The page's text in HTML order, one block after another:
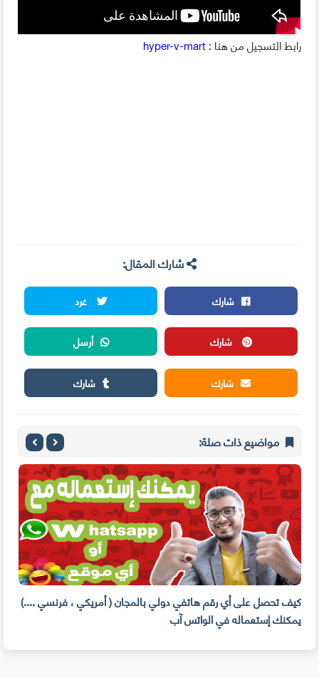
رابط التسجيل من هنا :hyper-v-mart
شارك المقال:
شارك
غرد
شارك
أرسل
شارك
شارك
مواضيع ذات صلة:
كيف تحصل على أي رقم هاتفي دولي بالمجان ( أمريكي ، فرنسي ....)
يمكنك إستعماله في الواتس آب